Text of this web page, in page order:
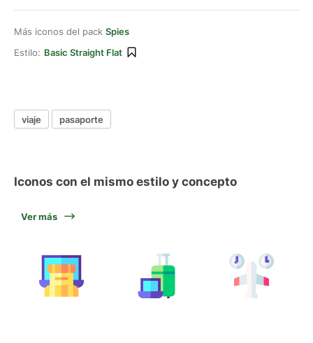
Más iconos del pack Spies
Estilo: Basic Straight Flat
viaje pasaporte
Iconos con el mismo estilo y concepto
Ver más